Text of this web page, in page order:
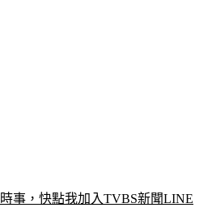
事，快點我加入TVBS新聞LINE